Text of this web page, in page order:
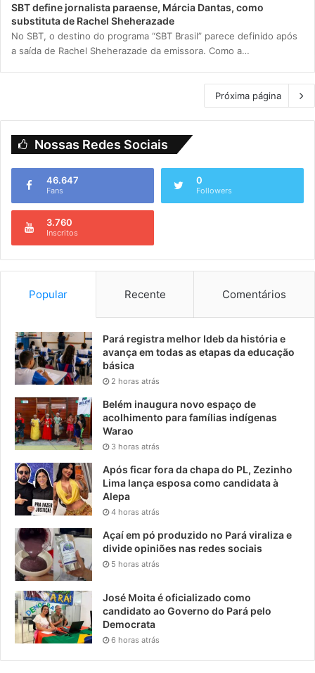
SBT define jornalista paraense, Márcia Dantas, como
substituta de Rachel Sheherazade
No SBT, o destino do programa “SBT Brasil” parece definido após
a saída de Rachel Sheherazade da emissora. Como a…
Próxima página
Nossas Redes Sociais
46.647
Fans
0
Followers
3.760
Inscritos
Popular Recente Comentários
Pará registra melhor Ideb da história e
avança em todas as etapas da educação
básica
2 horas atrás
Belém inaugura novo espaço de
acolhimento para famílias indígenas
Warao
3 horas atrás
Após ficar fora da chapa do PL, Zezinho
Lima lança esposa como candidata à
Alepa
4 horas atrás
Açaí em pó produzido no Pará viraliza e
divide opiniões nas redes sociais
5 horas atrás
José Moita é oficializado como
candidato ao Governo do Pará pelo
Democrata
6 horas atrás